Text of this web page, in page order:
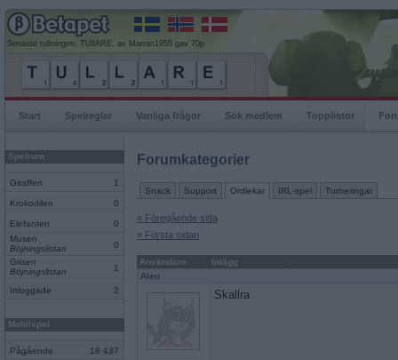
Senaste rullningen, TUllARE, av Marran1955 gav 70p
Start Spelregler Vanliga frågor Sök medlem Topplistor
Spelrum
Giraffen 1
Krokodilen 0
Elefanten
0
Musen
Böjningslistan
0
Grisen
Böjningslistan
1
Inloggade 2
Mobilspel
Pågående 18 437
Forumkategorier
Snack Support Ordlekar IRL-spel Turneringar
« Föregående sida
« Första sidan
Användare
Inlägg
Aleu
Skallra